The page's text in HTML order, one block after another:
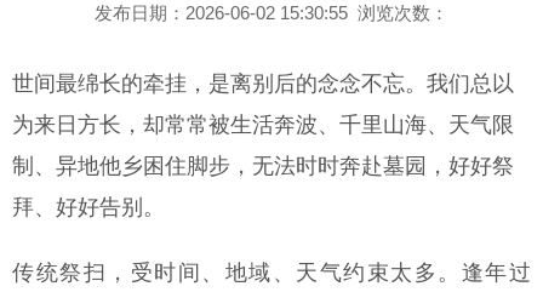
发布日期：2026-06-02 15:30:55 浏览次数：
世间最绵长的牵挂，是离别后的念念不忘。我们总以
为来日方长，却常常被生活奔波、千里山海、天气限
制、异地他乡困住脚步，无法时时奔赴墓园，好好祭
拜、好好告别。
传统祭扫，受时间、地域、天气约束太多。逢年过